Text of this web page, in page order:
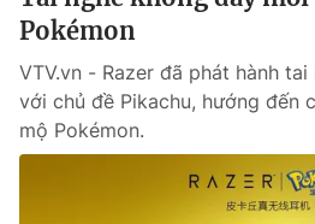
Pokémon
VTV.vn - Razer đã phát hành
với chủ đề Pikachu, hướng đến
mộ Pokémon.